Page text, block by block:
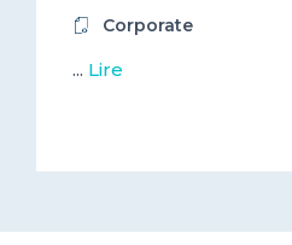
prestataires
Corporate
... Lire